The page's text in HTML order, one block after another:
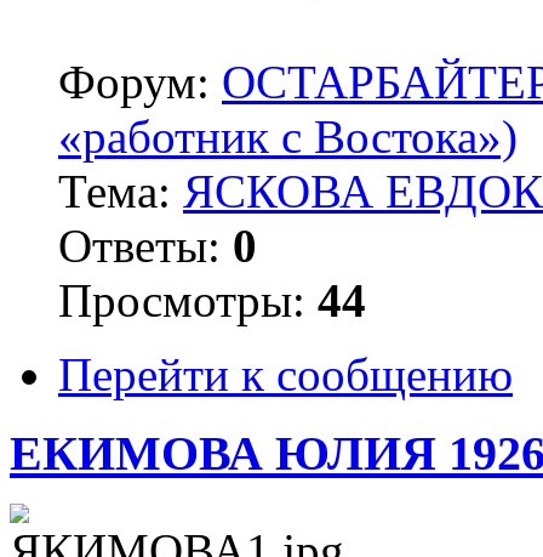
Форум:
«работник с Востока»)
Тема: ЯСКОВА
Ответы: 0
Просмотры: 44
Перейти к сообщению
ЕКИМОВА ЮЛИЯ